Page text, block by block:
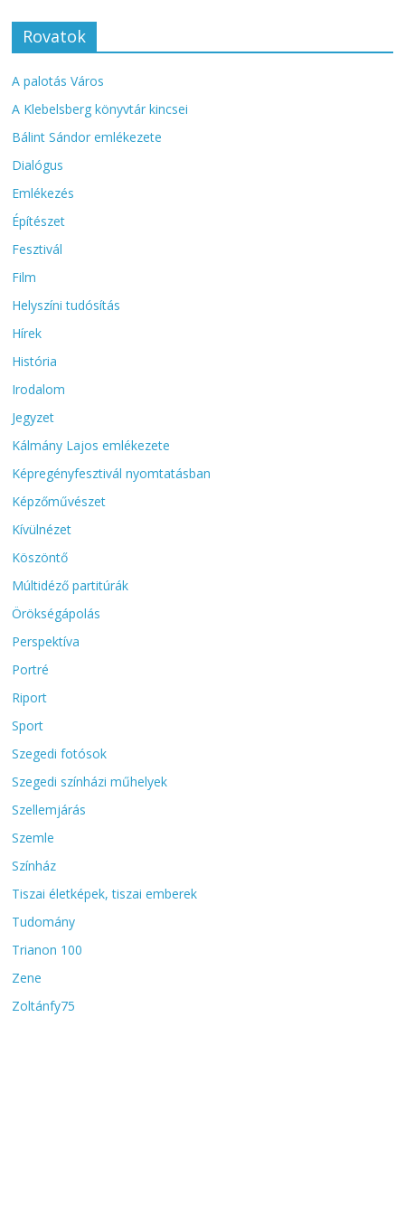
Rovatok
A palotás Város
A Klebelsberg könyvtár kincsei
Bálint Sándor emlékezete
Dialógus
Emlékezés
Építészet
Fesztivál
Film
Helyszíni tudósítás
Hírek
História
Irodalom
Jegyzet
Kálmány Lajos emlékezete
Képregényfesztivál nyomtatásban
Képzőművészet
Kívülnézet
Köszöntő
Múltidéző partitúrák
Örökségápolás
Perspektíva
Portré
Riport
Sport
Szegedi fotósok
Szegedi színházi műhelyek
Szellemjárás
Szemle
Színház
Tiszai életképek, tiszai emberek
Tudomány
Trianon 100
Zene
Zoltánfy75